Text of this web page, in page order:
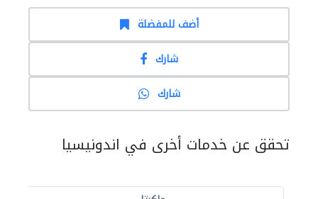
أضف للمفضلة
شارك
شارك
تحقق عن خدمات أخرى في اندونيسيا